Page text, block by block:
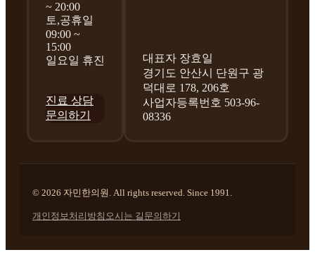
~ 20:00
토,공휴일
09:00 ~
15:00
일요일 휴진
진료 상담
문의하기
대표자 장효일
경기도 안산시 단원구 광
덕대로 178, 206호
사업자등록번호 503-96-
08336
© 2026 자민한의원. All rights reserved. Since 1991.
개인정보처리방침 오시는 길 문의하기